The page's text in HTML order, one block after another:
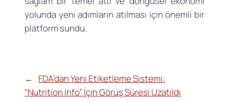
yolunda yeni adımların atılması için önemli bir
platform sundu.
←
FDA’dan Yeni Etiketleme Sistemi:
“Nutrition Info” İçin Görüş Süresi Uzatıldı